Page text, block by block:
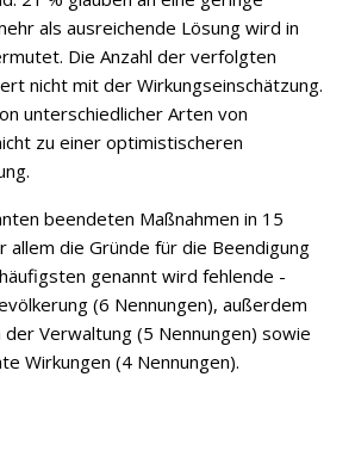
als ausreichende Lösung wird in
Die Anzahl der verfolgten
nicht mit der Wirkungseinschätzung.
unterschiedlicher Arten von
zu einer optimistischeren
beendeten Maßnahmen in 15
allem die ­Gründe für die Beendigung
genannt wird fehlende
(6 Nennungen), außerdem
der Verwaltung (5 Nenn­ungen) sowie
Wirkungen (4 Nennungen).